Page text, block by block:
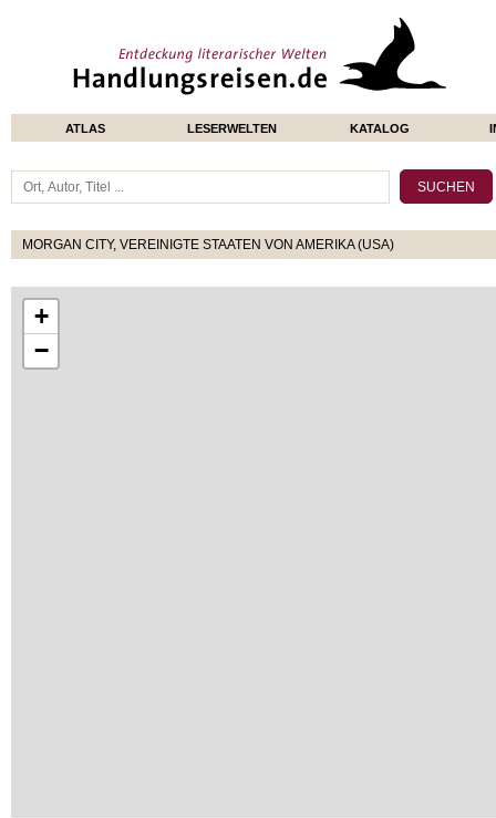
ATLAS LESERWELTEN KATALOG
MORGAN CITY, VEREINIGTE STAATEN VON AMERIKA (USA)
+
−